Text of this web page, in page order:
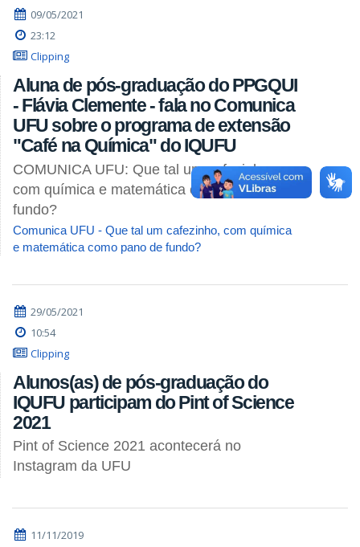
09/05/2021
23:12
Clipping
Aluna de pós-graduação do PPGQUI
- Flávia Clemente - fala no Comunica
UFU sobre o programa de extensão
"Café na Química" do IQUFU
COMUNICA UFU: Que tal um cafezinho,
com química e matemática como pano de
fundo?
Comunica UFU - Que tal um cafezinho, com química
e matemática como pano de fundo?
29/05/2021
10:54
Clipping
Alunos(as) de pós-graduação do
IQUFU participam do Pint of Science
2021
Pint of Science 2021 acontecerá no
Instagram da UFU
11/11/2019